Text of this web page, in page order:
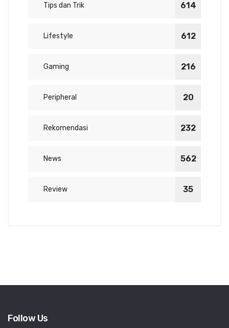
Tips dan Trik 614
Lifestyle 612
Gaming 216
Peripheral 20
Rekomendasi 232
News 562
Review 35
Follow Us